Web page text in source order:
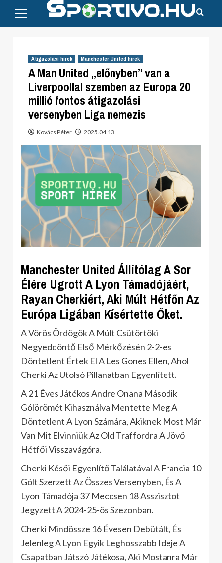
content
Menu
Átigazolási hírek Manchester United hírek
A Man United „előnyben” van a
Liverpoollal szemben az Europa 20
millió fontos átigazolási
versenyben Liga nemezis
Kovács Péter 2025.04.13.
Manchester United Állítólag A Sor
Élére Ugrott A Lyon Támadójáért,
Rayan Cherkiért, Aki Múlt Hétfőn Az
Európa Ligában Kísértette Őket.
A Vörös Ördögök A Múlt Csütörtöki
Negyeddöntő Első Mérkőzésén 2-2-es
Döntetlent Értek El A Les Gones Ellen, Ahol
Cherki Az Utolsó Pillanatban Egyenlített.
A 21 Éves Játékos Andre Onana Második
Gólörömét Kihasználva Mentette Meg A
Döntetlent A Lyon Számára, Akiknek Most Már
Van Mit Elvinniük Az Old Traffordra A Jövő
Hétfői Visszavágóra.
Cherki Késői Egyenlítő Találatával A Francia 10
Gólt Szerzett Az Összes Versenyben, És A
Lyon Támadója 37 Meccsen 18 Asszisztot
Jegyzett A 2024-25-ös Szezonban.
Cherki Mindössze 16 Évesen Debütált, És
Jelenleg A Lyon Egyik Leghosszabb Ideje A
Csapatban Játszó Játékosa, Aki Mostanra Már